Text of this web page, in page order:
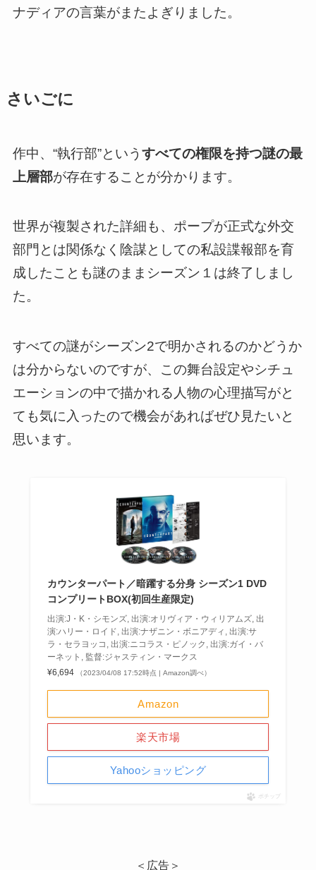
ナディアの言葉がまたよぎりました。
さいごに
作中、“執行部”という すべての権限を持つ謎の最
上層部が存在することが分かります。
世界が複製された詳細も、ポープが正式な外交
部門とは関係なく陰謀としての私設諜報部を育
成したことも謎のままシーズン１は終了しまし
た。
すべての謎がシーズン2で明かされるのかどうか
は分からないのですが、 この舞台設定やシチュ
エーションの中で描かれる人物の心理描写がと
ても気に入ったので機会があればぜひ見たいと
思います。
カウンターパート／暗躍する分身 シーズン1 DVD
コンプリートBOX(初回生産限定)
出演:J・K・シモンズ, 出演:オリヴィア・ウィリアムズ, 出
演:ハリー・ロイド, 出演:ナザニン・ボニアディ, 出演:サ
ラ・セラヨッコ, 出演:ニコラス・ピノック, 出演:ガイ・バ
ーネット, 監督:ジャスティン・マークス
¥6,694
（2023/04/08 17:52時点 | Amazon調べ）
Amazon
楽天市場
Yahooショッピング
ポチップ
＜広告＞